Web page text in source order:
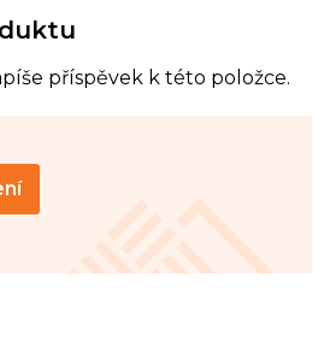
příspěvek k této položce.